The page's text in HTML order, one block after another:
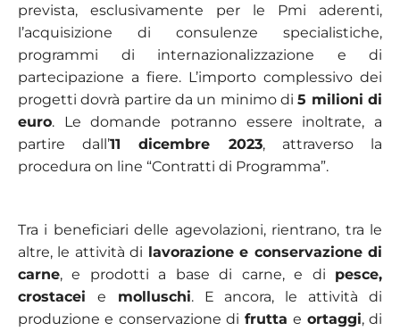
prevista, esclusivamente per le Pmi aderenti,
l’acquisizione di consulenze specialistiche,
programmi di internazionalizzazione e di
partecipazione a fiere. L’importo complessivo dei
progetti dovrà partire da un minimo di5 milioni di
euro. Le domande potranno essere inoltrate, a
partire dall’11 dicembre 2023, attraverso la
procedura on line “Contratti di Programma”.
Tra i beneficiari delle agevolazioni, rientrano, tra le
altre, le attività di lavorazione e conservazione di
carne, e prodotti a base di carne, e di pesce,
crostacei e molluschi. E ancora, le attività di
produzione e conservazione di fruttae ortaggi, di